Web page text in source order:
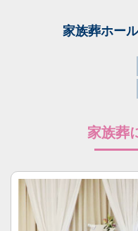
家族葬ホー
家族葬